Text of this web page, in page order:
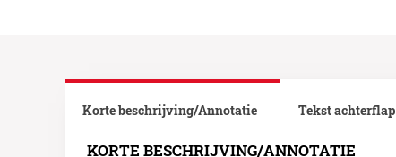
Korte beschrijving/Annotatie
KORTE BESCHRIJVING/ANNOTATIE
Tekst achterflap